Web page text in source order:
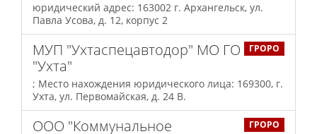
юридический адрес: 163002 г. Архангельск, ул.
Павла Усова, д. 12, корпус 2
ГРОРО
МУП "Ухтаспецавтодор" МО ГО
"Ухта"
; Место нахождения юридического лица: 169300, г.
Ухта, ул. Первомайская, д. 24 В.
ГРОРО
ООО "Коммунальное